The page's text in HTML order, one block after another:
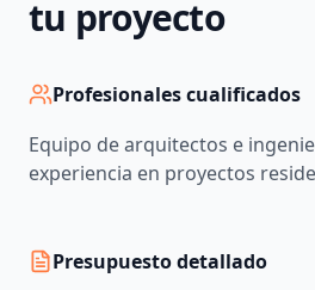
tu proyecto
Profesionales cualificados
Equipo de arquitectos e
experiencia en proyectos
Presupuesto detallado